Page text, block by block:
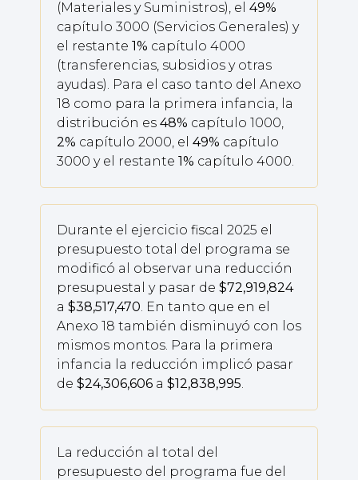
(Materiales y Suministros), el 49%
capítulo 3000 (Servicios Generales) y
el restante 1% capítulo 4000
(transferencias, subsidios y otras
ayudas). Para el caso tanto del Anexo
18 como para la primera infancia, la
distribución es 48% capítulo 1000,
2% capítulo 2000, el 49% capítulo
3000 y el restante 1% capítulo 4000.
Durante el ejercicio fiscal 2025 el
presupuesto total del programa se
modificó al observar una reducción
presupuestal y pasar de $72,919,824
a $38,517,470 . En tanto que en el
Anexo 18 también disminuyó con los
mismos montos. Para la primera
infancia la reducción implicó pasar
de $24,306,606 a $12,838,995
La reducción al total del
presupuesto del programa fue del